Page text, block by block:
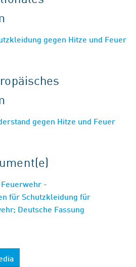
gegen Hitze und Feuer
gegen Hitze und Feuer
-
für Schutzkleidung für
Deutsche Fassung